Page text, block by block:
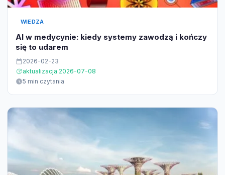
WIEDZA
AI w medycynie: kiedy systemy zawodzą i kończy
się to udarem
2026-02-23
aktualizacja 2026-07-08
5 min czytania